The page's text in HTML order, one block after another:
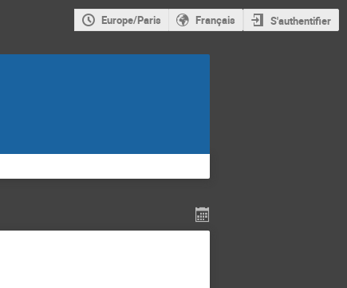
Europe/Paris Français S'authentifier